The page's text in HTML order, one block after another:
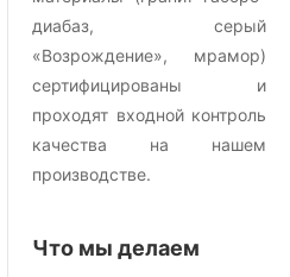
диабаз, серый
«Возрождение», мрамор)
сертифицированы и
проходят входной контроль
качества на нашем
производстве.
Что мы делаем